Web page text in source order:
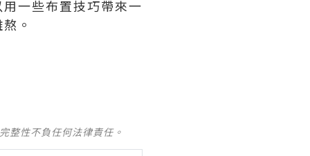
一些布置技巧帶來一
。
整性不負任何法律責任。